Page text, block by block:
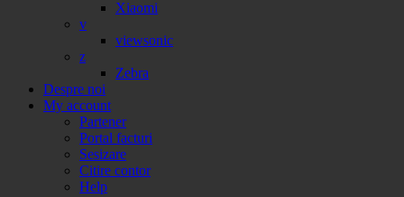
Xiaomi
v
viewsonic
z
Zebra
Despre noi
My account
Partener
Portal facturi
Sesizare
Citire contor
Help